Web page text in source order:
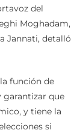
del
Moghadam,
Jannati, detalló
función de
garantizar que
y tiene la
si